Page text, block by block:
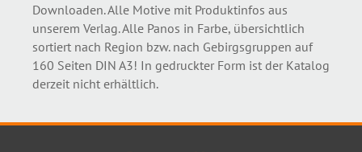
Downloaden. Alle Motive mit Produktinfos aus
unserem Verlag. Alle Panos in Farbe, übersichtlich
sortiert nach Region bzw. nach Gebirgsgruppen auf
160 Seiten DIN A3! In gedruckter Form ist der Katalog
derzeit nicht erhältlich.